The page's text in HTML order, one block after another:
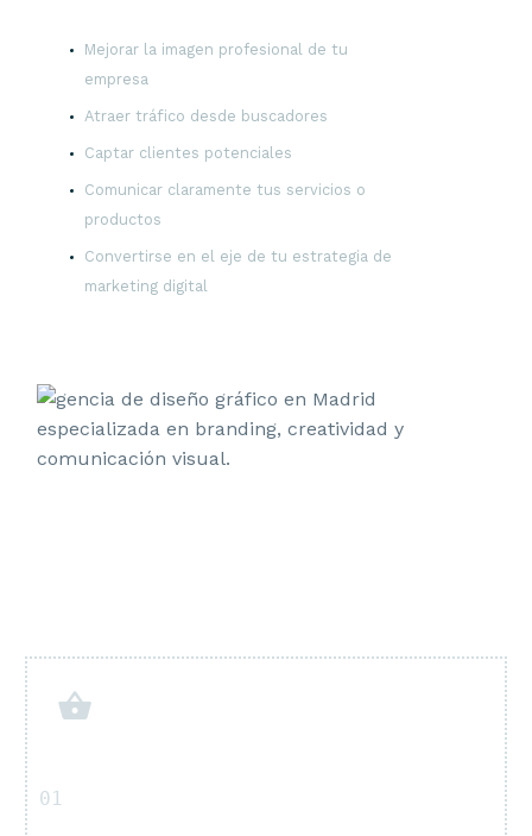
Mejorar la imagen profesional de tu
empresa
Atraer tráfico desde buscadores
Captar clientes potenciales
Comunicar claramente tus servicios o
productos
Convertirse en el eje de tu estrategia de
marketing digital
01